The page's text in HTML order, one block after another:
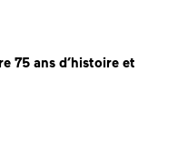
75 ans d’histoire et